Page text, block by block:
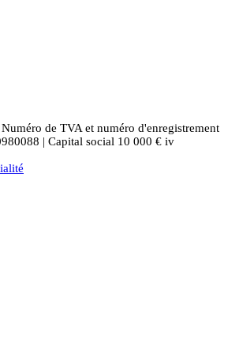
de TVA et numéro d'enregistrement
| Capital social 10 000 € iv